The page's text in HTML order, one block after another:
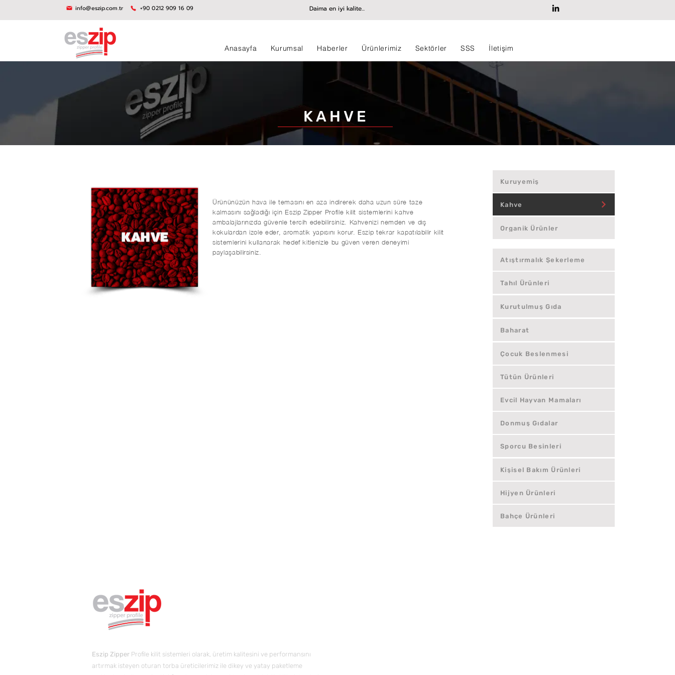
info@eszip.com.tr +90 0212 909 16 09 Daima en iyi kalite...
Anasayfa Kurumsal Haberler Ürünlerimiz Sektörler SSS İletişim
KAHVE
Ürününüzün hava ile temasını en aza indirerek daha uzun süre taze
kalmasını sağladığı için Eszip Zipper Profile kilit sistemlerini kahve
ambalajlarınızda güvenle tercih edebilirsiniz. Kahvenizi nemden ve dış
kokulardan izole eder, aromatik yapısını korur. Eszip tekrar kapatılabilir kilit
sistemlerini kullanarak hedef kitlenizle bu güven veren deneyimi
paylaşabilirsiniz.
Kuruyemiş
Kahve
Organik Ürünler
Atıştırmalık Şekerleme
Tahıl Ürünleri
Kurutulmuş Gıda
Baharat
Çocuk Beslenmesi
Tütün Ürünleri
Evcil Hayvan Mamaları
Donmuş Gıdalar
Sporcu Besinleri
Kişisel Bakım Ürünleri
Hijyen Ürünleri
Bahçe Ürünleri
Eszip Zipper Profile kilit sistemleri olarak, üretim kalitesini ve performansını
artırmak isteyen oturan torba üreticilerimiz ile dikey ve yatay paketleme